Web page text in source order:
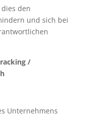
den
und sich bei
/
Unternehmens